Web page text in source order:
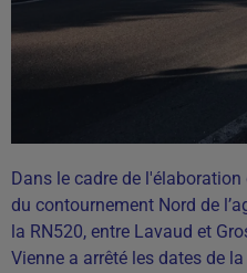
Dans le cadre de
du contournement Nord de
la RN520, entre Lavaud et
Vienne a arrêté les dates de